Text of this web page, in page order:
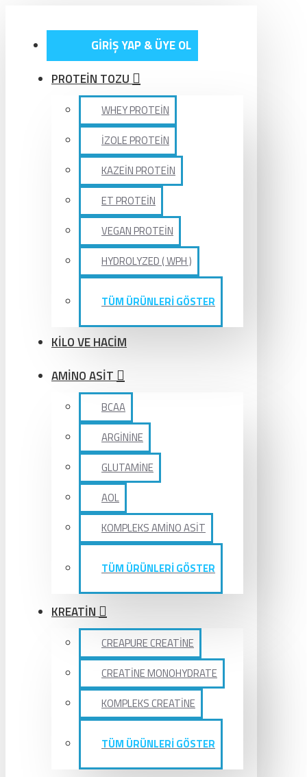
GİRİŞ YAP & ÜYE OL
PROTEİN TOZU
WHEY PROTEİN
İZOLE PROTEİN
KAZEİN PROTEİN
ET PROTEİN
VEGAN PROTEİN
HYDROLYZED ( WPH )
TÜM ÜRÜNLERİ GÖSTER
KİLO VE HACİM
AMİNO ASİT
BCAA
ARGİNİNE
GLUTAMİNE
AOL
KOMPLEKS AMİNO ASİT
TÜM ÜRÜNLERİ GÖSTER
KREATİN
CREAPURE CREATİNE
CREATİNE MONOHYDRATE
KOMPLEKS CREATİNE
TÜM ÜRÜNLERİ GÖSTER